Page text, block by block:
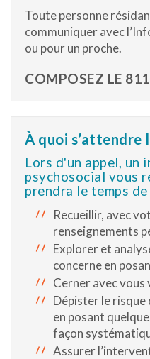
Toute personne
communiquer avec
ou pour un proche.
COMPOSEZ LE
À quoi s’attendre
Lors d'un appel, un
psychosocial vous
prendra le temps de
Recueillir, avec
renseignements
Explorer et
concerne en
Cerner avec
Dépister le risque
en posant
façon
Assurer